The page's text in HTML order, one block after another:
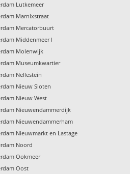
Lutkemeer
Marnixstraat
Mercatorbuurt
Middenmeer I
Molenwijk
Museumkwartier
Nellestein
Nieuw Sloten
Nieuw West
Nieuwendammerdijk
Nieuwendammerham
Nieuwmarkt en Lastage
Noord
Ookmeer
Oost